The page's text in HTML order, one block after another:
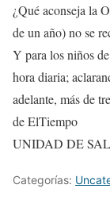
¿Qué aconseja la
de un año) no se
Y para los niños
hora diaria;
adelante, más de
de ElTiempo
UNIDAD DE
Categorías: